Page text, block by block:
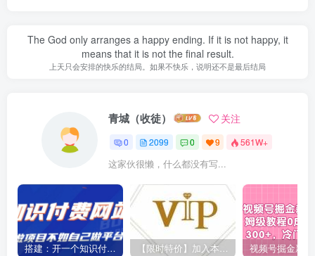
The God only arranges a happy ending. If it is not happy, it
means that it is not the final result.
上天只会安排的快乐的结局。如果不快乐，说明还不是最后结局
青城（收徒） 关注
0 2099 0 9 561W+
这家伙很懒，什么都没有写...
搭建：开一个知识付费资源网站，24小时全自动赚钱！ 【限时特价】加入本站VIP会员，海量最新各大团队网赚内部教程全免费，每天持续更新！